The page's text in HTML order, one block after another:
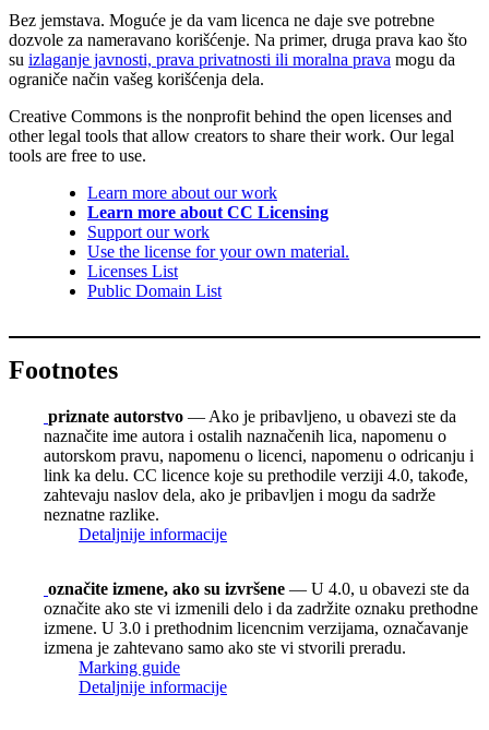
Bez jemstava. Moguće je da vam licenca ne daje sve potrebne
dozvole za nameravano korišćenje. Na primer, druga prava kao što
su izlaganje javnosti, prava privatnosti ili moralna prava mogu da
ograniče način vašeg korišćenja dela.
Creative Commons is the nonprofit behind the open licenses and
other legal tools that allow creators to share their work. Our legal
tools are free to use.
Learn more about our work
Learn more about CC Licensing
Support our work
Use the license for your own material.
Licenses List
Public Domain List
Footnotes
priznate autorstvo — Ako je pribavljeno, u obavezi ste da
naznačite ime autora i ostalih naznačenih lica, napomenu o
autorskom pravu, napomenu o licenci, napomenu o odricanju i
link ka delu. CC licence koje su prethodile verziji 4.0, takođe,
zahtevaju naslov dela, ako je pribavljen i mogu da sadrže
neznatne razlike.
Detaljnije informacije
označite izmene, ako su izvršene — U 4.0, u obavezi ste da
označite ako ste vi izmenili delo i da zadržite oznaku prethodne
izmene. U 3.0 i prethodnim licencnim verzijama, označavanje
izmena je zahtevano samo ako ste vi stvorili preradu.
Marking guide
Detaljnije informacije